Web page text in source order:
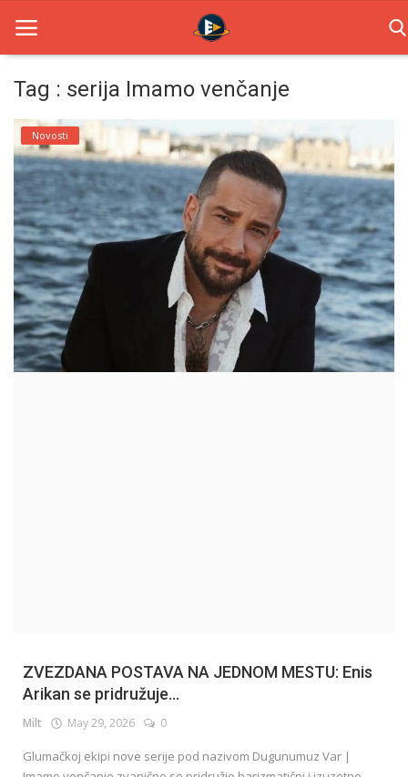
Home
Novosti
TV Serije
Filmovi
Glumci
Contact
Login
Tag : serija Imamo venčanje
Novosti
ZVEZDANA POSTAVA NA JEDNOM MESTU: Enis
Arikan se pridružuje...
Milt May 29, 2026 0
Glumačkoj ekipi nove serije pod nazivom Dugunumuz Var |